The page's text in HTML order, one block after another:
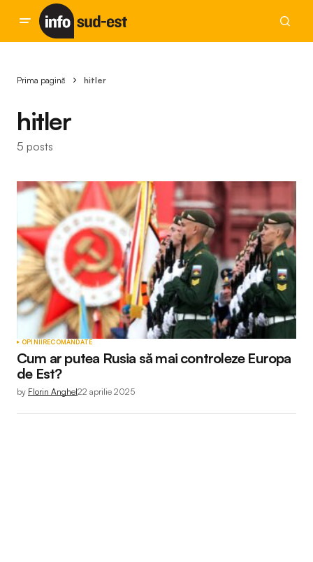
Prima pagină hitler
hitler
5 posts
OPINIIRECOMANDATE
Cum ar putea Rusia să mai controleze Europa
de Est?
by Florin Anghel22 aprilie 2025